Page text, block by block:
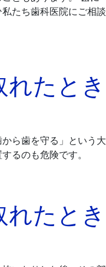
たち歯科医院にご相談
たとき
ら歯を守る」という大
るのも危険です。
たとき